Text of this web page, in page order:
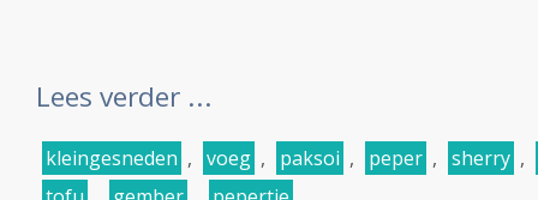
Lees verder ...
kleingesneden , voeg , paksoi , peper , sherry ,